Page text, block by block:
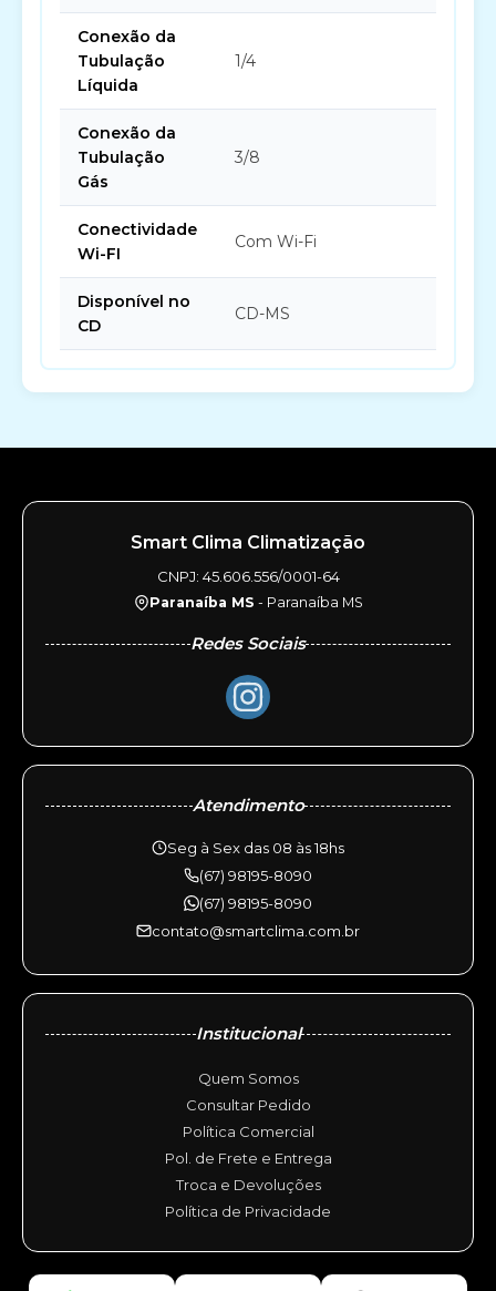
Conexão da
Tubulação
Líquida
1/4
Conexão da
Tubulação
Gás
3/8
Conectividade
Wi-FI
Com Wi-Fi
Disponível no
CD
CD-MS
Smart Clima Climatização
CNPJ: 45.606.556/0001-64
Paranaíba MS - Paranaíba MS
Redes Sociais
Atendimento
Seg à Sex das 08 às 18hs
(67) 98195-8090
(67) 98195-8090
contato@smartclima.com.br
Institucional
Quem Somos
Consultar Pedido
Política Comercial
Pol. de Frete e Entrega
Troca e Devoluções
Política de Privacidade